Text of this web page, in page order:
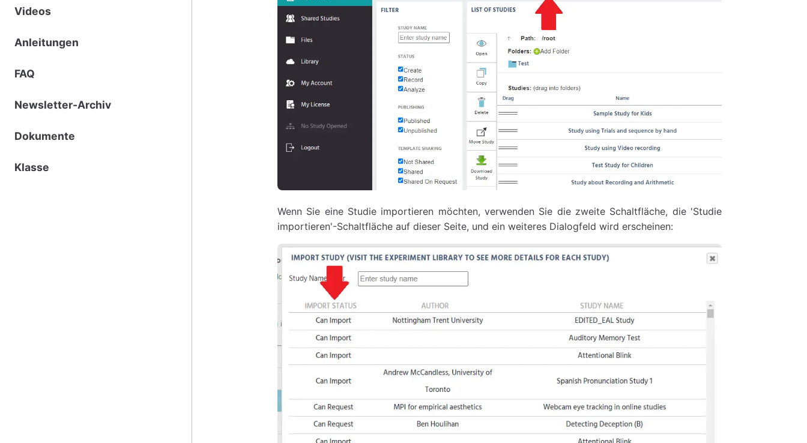
Videos
Anleitungen
FAQ
Newsletter-Archiv
Dokumente
Klasse
Wenn Sie eine Studie importieren möchten, verwenden Sie die zweite Schaltfläche, die 'Studie
importieren'-Schaltfläche auf dieser Seite, und ein weiteres Dialogfeld wird erscheinen: